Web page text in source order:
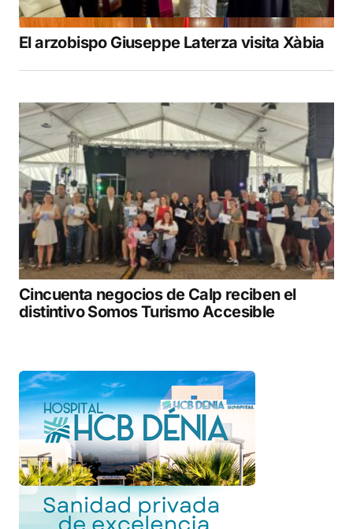
El arzobispo Giuseppe Laterza visita Xàbia
Cincuenta negocios de Calp reciben el
distintivo Somos Turismo Accesible